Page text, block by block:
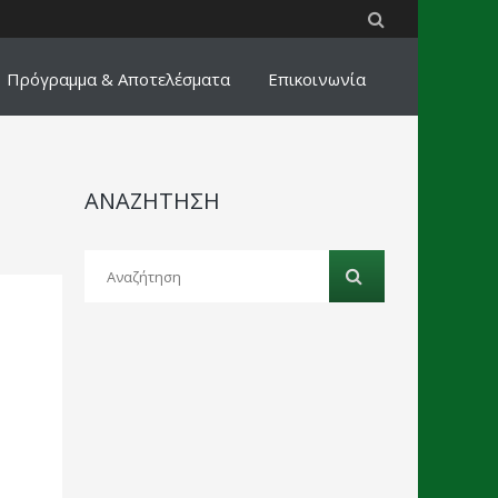
Πρόγραμμα & Αποτελέσματα Επικοινωνία
ΑΝΑΖΗΤΗΣΗ